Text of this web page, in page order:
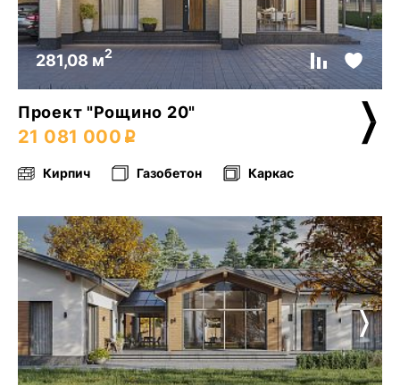
281,08 м2
Проект "Рощино 20"
21 081 000
Кирпич Газобетон Каркас